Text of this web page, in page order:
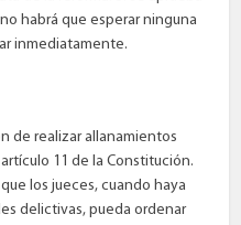
habrá que esperar ninguna
inmediatamente.
de realizar allanamientos
11 de la Constitución.
los jueces, cuando haya
delictivas, pueda ordenar